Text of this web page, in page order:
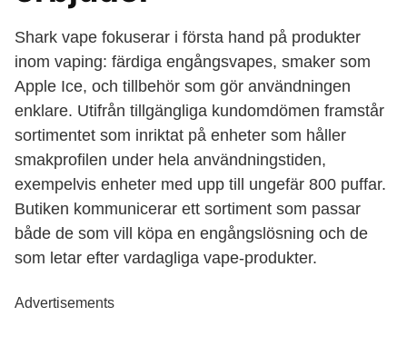
Shark vape fokuserar i första hand på produkter
inom vaping: färdiga engångsvapes, smaker som
Apple Ice, och tillbehör som gör användningen
enklare. Utifrån tillgängliga kundomdömen framstår
sortimentet som inriktat på enheter som håller
smakprofilen under hela användningstiden,
exempelvis enheter med upp till ungefär 800 puffar.
Butiken kommunicerar ett sortiment som passar
både de som vill köpa en engångslösning och de
som letar efter vardagliga vape-produkter.
Advertisements